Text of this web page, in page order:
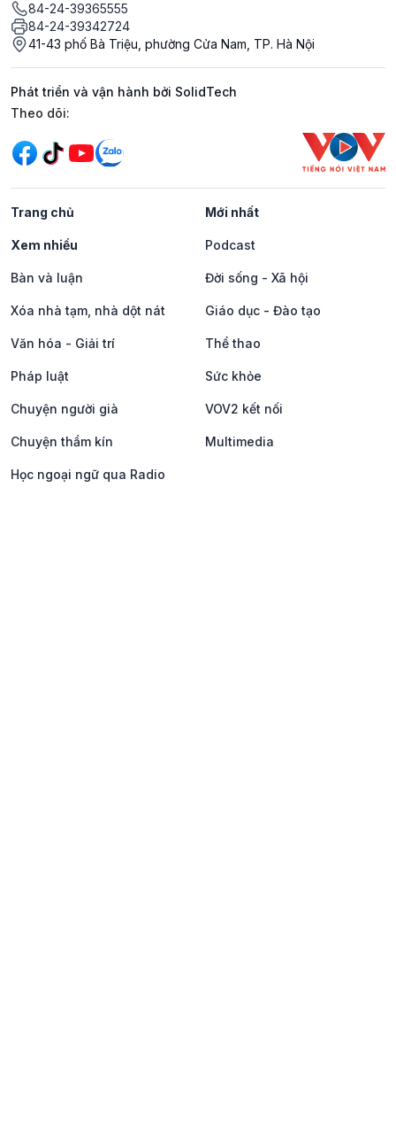
84-24-39365555
84-24-39342724
41-43 phố Bà Triệu, phường Cửa Nam, TP. Hà Nội
Phát triển và vận hành bởi SolidTech
Mạng xã hội
Theo dõi:
Trang chủ Mới nhất
Xem nhiều Podcast
Bàn và luận Đời sống - Xã hội
Xóa nhà tạm, nhà dột nát Giáo dục - Đào tạo
Văn hóa - Giải trí Thể thao
Pháp luật Sức khỏe
Chuyện người già VOV2 kết nối
Chuyện thầm kín Multimedia
Học ngoại ngữ qua Radio